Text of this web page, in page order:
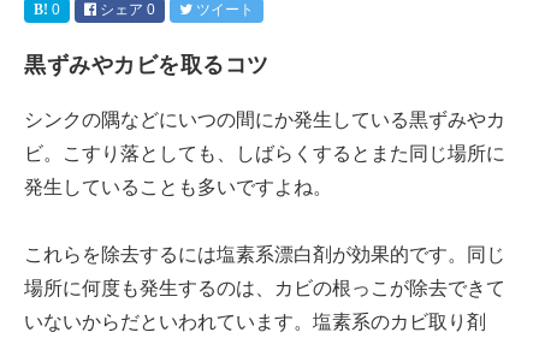
0
シェア 0 ツイート
黒ずみやカビを取るコツ
シンクの隅などにいつの間にか発生している黒ずみやカ
ビ。こすり落としても、しばらくするとまた同じ場所に
発生していることも多いですよね。
これらを除去するには塩素系漂白剤が効果的です。同じ
場所に何度も発生するのは、カビの根っこが除去できて
いないからだといわれています。塩素系のカビ取り剤